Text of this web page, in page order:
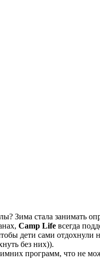
Зима стала занимать
Camp Life всегда
дети сами отдохнули
без них)).
программ, что не